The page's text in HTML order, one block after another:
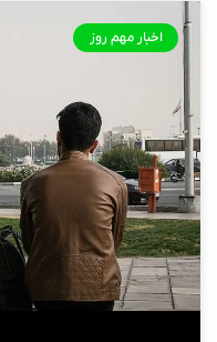
اخبار مهم روز